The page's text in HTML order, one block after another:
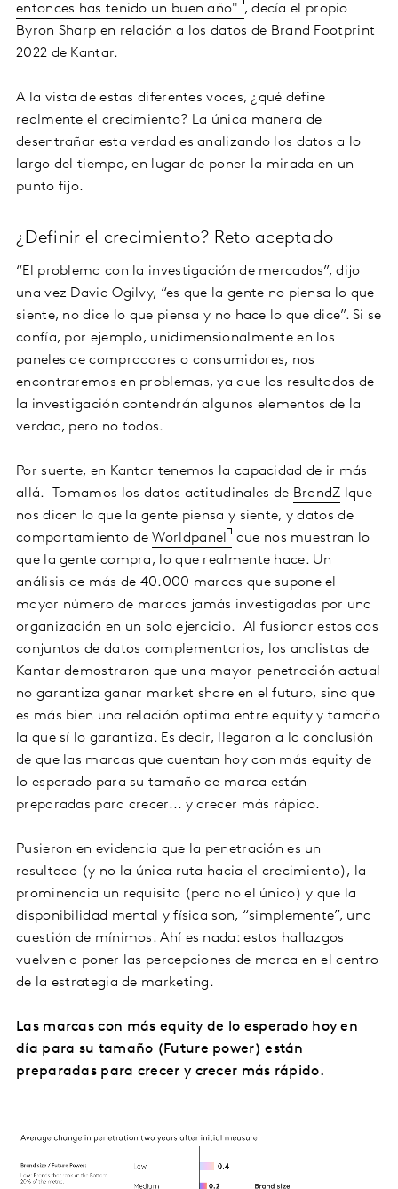
entonces has tenido un buen año" , decía el propio
Byron Sharp en relación a los datos de Brand Footprint
2022 de Kantar.
A la vista de estas diferentes voces, ¿qué define
realmente el crecimiento? La única manera de
desentrañar esta verdad es analizando los datos a lo
largo del tiempo, en lugar de poner la mirada en un
punto fijo.
¿Definir el crecimiento? Reto aceptado
“El problema con la investigación de mercados”, dijo
una vez David Ogilvy, “es que la gente no piensa lo que
siente, no dice lo que piensa y no hace lo que dice”. Si se
confía, por ejemplo, unidimensionalmente en los
paneles de compradores o consumidores, nos
encontraremos en problemas, ya que los resultados de
la investigación contendrán algunos elementos de la
verdad, pero no todos.
Por suerte, en Kantar tenemos la capacidad de ir más
allá. Tomamos los datos actitudinales de BrandZ lque
nos dicen lo que la gente piensa y siente, y datos de
comportamiento deWorldpanel
que nos muestran lo
que la gente compra, lo que realmente hace. Un
análisis de más de 40.000 marcas que supone el
mayor número de marcas jamás investigadas por una
organización en un solo ejercicio. Al fusionar estos dos
conjuntos de datos complementarios, los analistas de
Kantar demostraron que una mayor penetración actual
no garantiza ganar market share en el futuro, sino que
es más bien una relación optima entre equity y tamaño
la que sí lo garantiza. Es decir, llegaron a la conclusión
de que las marcas que cuentan hoy con más equity de
lo esperado para su tamaño de marca están
preparadas para crecer... y crecer más rápido.
Pusieron en evidencia que la penetración es un
resultado (y no la única ruta hacia el crecimiento), la
prominencia un requisito (pero no el único) y que la
disponibilidad mental y física son, “simplemente”, una
cuestión de mínimos. Ahí es nada: estos hallazgos
vuelven a poner las percepciones de marca en el centro
de la estrategia de marketing.
Las marcas con más equity de lo esperado hoy en
día para su tamaño (Future power) están
preparadas para crecer y crecer más rápido.